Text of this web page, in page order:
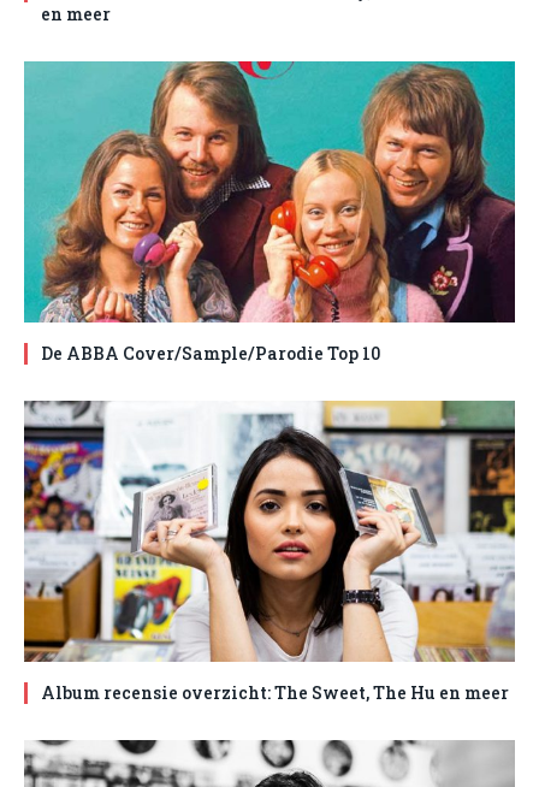
en meer
De ABBA Cover/Sample/Parodie Top 10
Album recensie overzicht: The Sweet, The Hu en meer